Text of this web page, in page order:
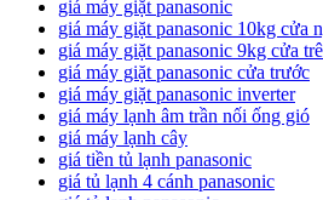
giá máy giặt panasonic
giá máy giặt panasonic 10kg cửa
giá máy giặt panasonic 9kg cửa
giá máy giặt panasonic cửa trước
giá máy giặt panasonic inverter
giá máy lạnh âm trần nối ống gió
giá máy lạnh cây
giá tiền tủ lạnh panasonic
giá tủ lạnh 4 cánh panasonic